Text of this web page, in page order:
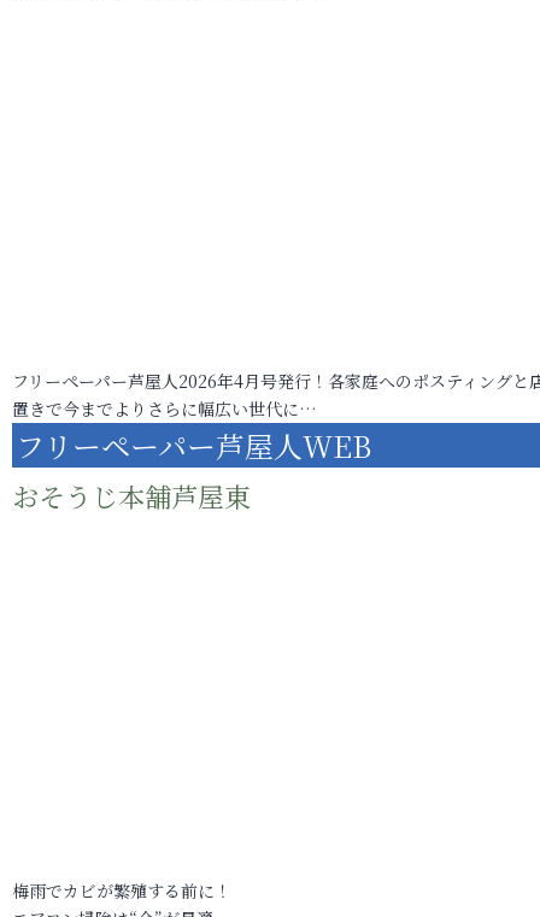
フリーペーパー芦屋人2026年4月号発行！各家庭へのポスティングと
置きで今までよりさらに幅広い世代に…
フリーペーパー芦屋人WEB
おそうじ本舗芦屋東
梅雨でカビが繁殖する前に！